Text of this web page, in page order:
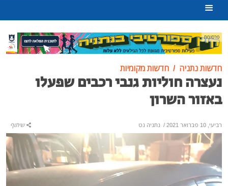
פרסומת
חדשות נתניה חדשות מקומיות
נעצרה חוליות גנבי רכבים שפעלו
באזור השרון
רביעי, 10 פברואר 2021 / נתניה נט שיתוף